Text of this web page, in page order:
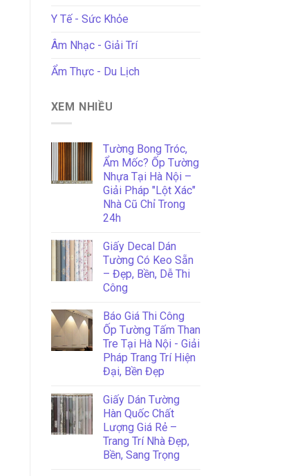
Y Tế - Sức Khỏe
Âm Nhạc - Giải Trí
Ẩm Thực - Du Lịch
XEM NHIỀU
Tường Bong Tróc,
Ẩm Mốc? Ốp Tường
Nhựa Tại Hà Nội –
Giải Pháp "Lột Xác"
Nhà Cũ Chỉ Trong
24h
Giấy Decal Dán
Tường Có Keo Sẵn
– Đẹp, Bền, Dễ Thi
Công
Báo Giá Thi Công
Ốp Tường Tấm Than
Tre Tại Hà Nội - Giải
Pháp Trang Trí Hiện
Đại, Bền Đẹp
Giấy Dán Tường
Hàn Quốc Chất
Lượng Giá Rẻ –
Trang Trí Nhà Đẹp,
Bền, Sang Trọng